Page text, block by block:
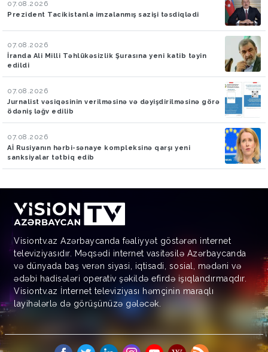
07.08.2026
Prezident Tacikistanla imzalanmış sazişi təsdiqlədi
07.08.2026
İranda Ali Milli Təhlükəsizlik Şurasına yeni katib təyin
edildi
07.08.2026
Jurnalist vəsiqəsinin verilməsinə və dəyişdirilməsinə görə
ödəniş ləğv edilib
07.08.2026
Aİ Rusiyanın hərbi-sənaye kompleksinə qarşı yeni
sanksiyalar tətbiq edib
Visiontv.az Azərbaycanda fəaliyyət göstərən internet
televiziyasıdır. Məqsədi internet vasitəsilə Azərbaycanda
və dünyada baş verən siyasi, iqtisadi, sosial, mədəni və
ədəbi hadisələri operativ şəkildə efirdə işıqlandırmaqdır.
Visiontv.az İnternet televiziyası həmçinin maraqlı
layihələrlə də görüşünüzə gələcək.